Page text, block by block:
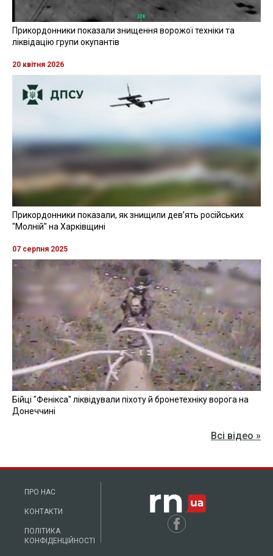
Прикордонники показали знищення ворожої техніки та
ліквідацію групи окупантів
20 квітня 2026
Прикордонники показали, як знищили девʼять російських
"Молній" на Харківщині
07 серпня 2025
Бійці "Фенікса" ліквідували піхоту й бронетехніку ворога на
Донеччині
Всі відео »
ПРО НАС
КОНТАКТИ
ПОЛІТИКА
КОНФІДЕНЦІЙНОСТІ